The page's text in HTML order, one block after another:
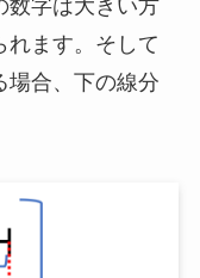
数字は大きい方
れます。そして
場合、下の線分